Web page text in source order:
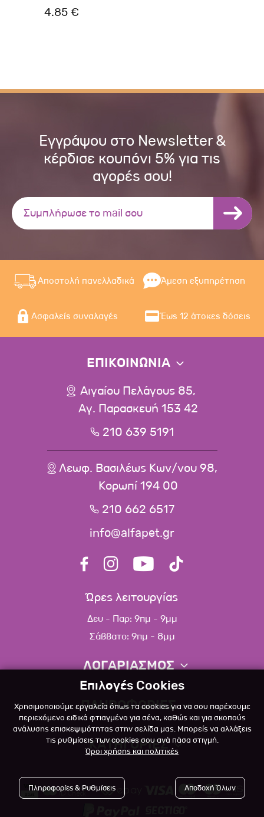
4.85 €
Εγγράψου στο Newsletter &
κέρδισε κουπόνι 5% για τις
αγορές σου!
Αποστολή πανελλαδικά Άμεση εξυπηρέτηση
Ασφαλείς συναλαγές Έως 12 άτοκες δόσεις
ΕΠΙΚΟΙΝΩΝΙΑ
Αιγαίου Πελάγους 85,
Αγ. Παρασκευή 153 42
210 639 5191
Λεωφ. Βασιλέως Κων/νου 98,
Κορωπί 194 00
210 662 6517
info@alfapet.gr
Ώρες λειτουργίας
Δευ - Παρ: 9πμ - 9μμ
Σάββατο: 9πμ - 8μμ
ΛΟΓΑΡΙΑΣΜΟΣ
Πληροφορίες λογαριασμού
Λίστα αγαπημένων
Πολιτική επιστροφών
ΠΛΗΡΟΦΟΡΙΕΣ
Σχετικά
Επικοινωνία
Blog
Όροι Χρήσης
ΚΑΤΗΓΟΡΙΕΣ
Επιλογές Cookies
Χρησιμοποιούμε εργαλεία όπως τα cookies για να σου παρέχουμε
περιεχόμενο ειδικά φτιαγμένο για σένα, καθώς και για σκοπούς
ανάλυσης επισκεψιμότητας στην σελίδα μας. Μπορείς να αλλάξεις
τις ρυθμίσεις των cookies σου ανά πάσα στιγμή.
Όροι χρήσης και πολιτικές
Πληροφορίες & Ρυθμίσεις Αποδοχή Όλων